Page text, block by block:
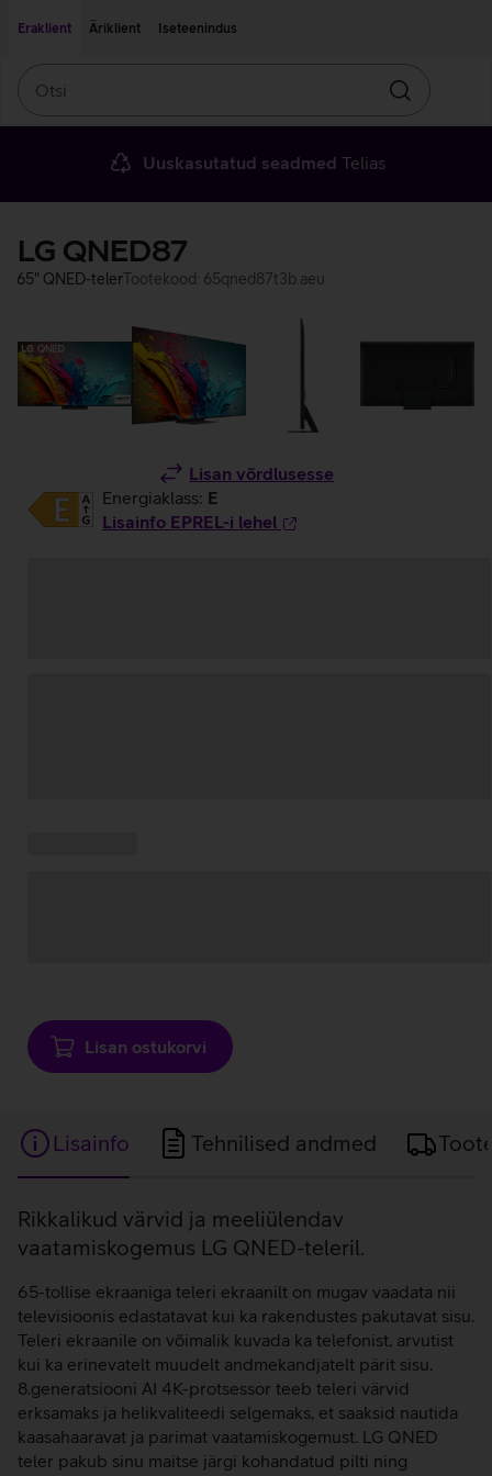
Eraklient
Äriklient Iseteenindus
Otsin
Uuskasutatud seadmed Telias
LG QNED87
65" QNED-telerTootekood: 65qned87t3b.aeu
Lisan võrdlusesse
Energiaklass: E
Lisainfo EPREL-i lehel
laadimine
Lisan ostukorvi
Lisainfo Tehnilised andmed
Lisainfo
Rikkalikud värvid ja meeliülendav
vaatamiskogemus LG QNED-teleril.
65-tollise ekraaniga teleri ekraanilt on mugav vaadata nii
televisioonis edastatavat kui ka rakendustes pakutavat sisu.
Teleri ekraanile on võimalik kuvada ka telefonist, arvutist
kui ka erinevatelt muudelt andmekandjatelt pärit sisu.
8.generatsiooni AI 4K-protsessor teeb teleri värvid
erksamaks ja helikvaliteedi selgemaks, et saaksid nautida
kaasahaaravat ja parimat vaatamiskogemust. LG QNED
teler pakub sinu maitse järgi kohandatud pilti ning